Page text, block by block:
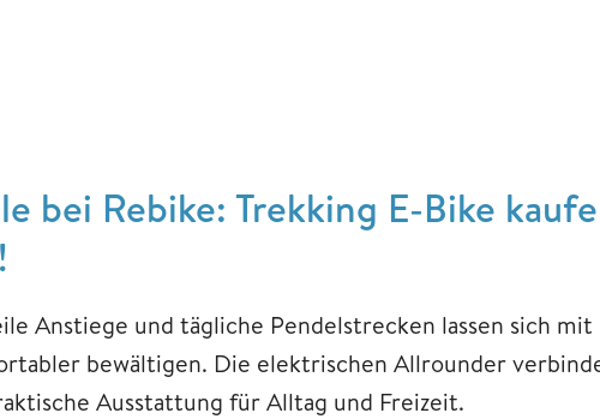
bei Rebike: Trekking E-Bike
Anstiege und tägliche Pendelstrecken lassen sich
bewältigen. Die elektrischen Allrounder
Ausstattung für Alltag und Freizeit.